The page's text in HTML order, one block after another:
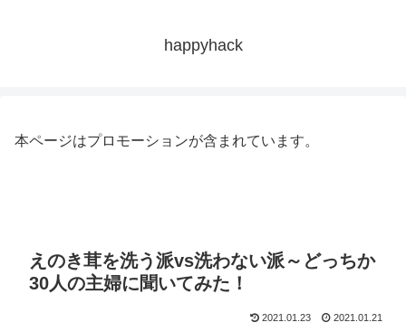
happyhack
本ページはプロモーションが含まれています。
えのき茸を洗う派vs洗わない派～どっちか
30人の主婦に聞いてみた！
2021.01.23 2021.01.21